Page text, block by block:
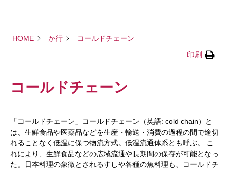
HOME か行 コールドチェーン
印刷
コールドチェーン
「コールドチェーン」コールドチェーン（英語: cold chain）と
は、生鮮食品や医薬品などを生産・輸送・消費の過程の間で途切
れることなく低温に保つ物流方式。低温流通体系とも呼ぶ。 こ
れにより、生鮮食品などの広域流通や長期間の保存が可能となっ
た。日本料理の象徴とされるすしや各種の魚料理も、コールドチ